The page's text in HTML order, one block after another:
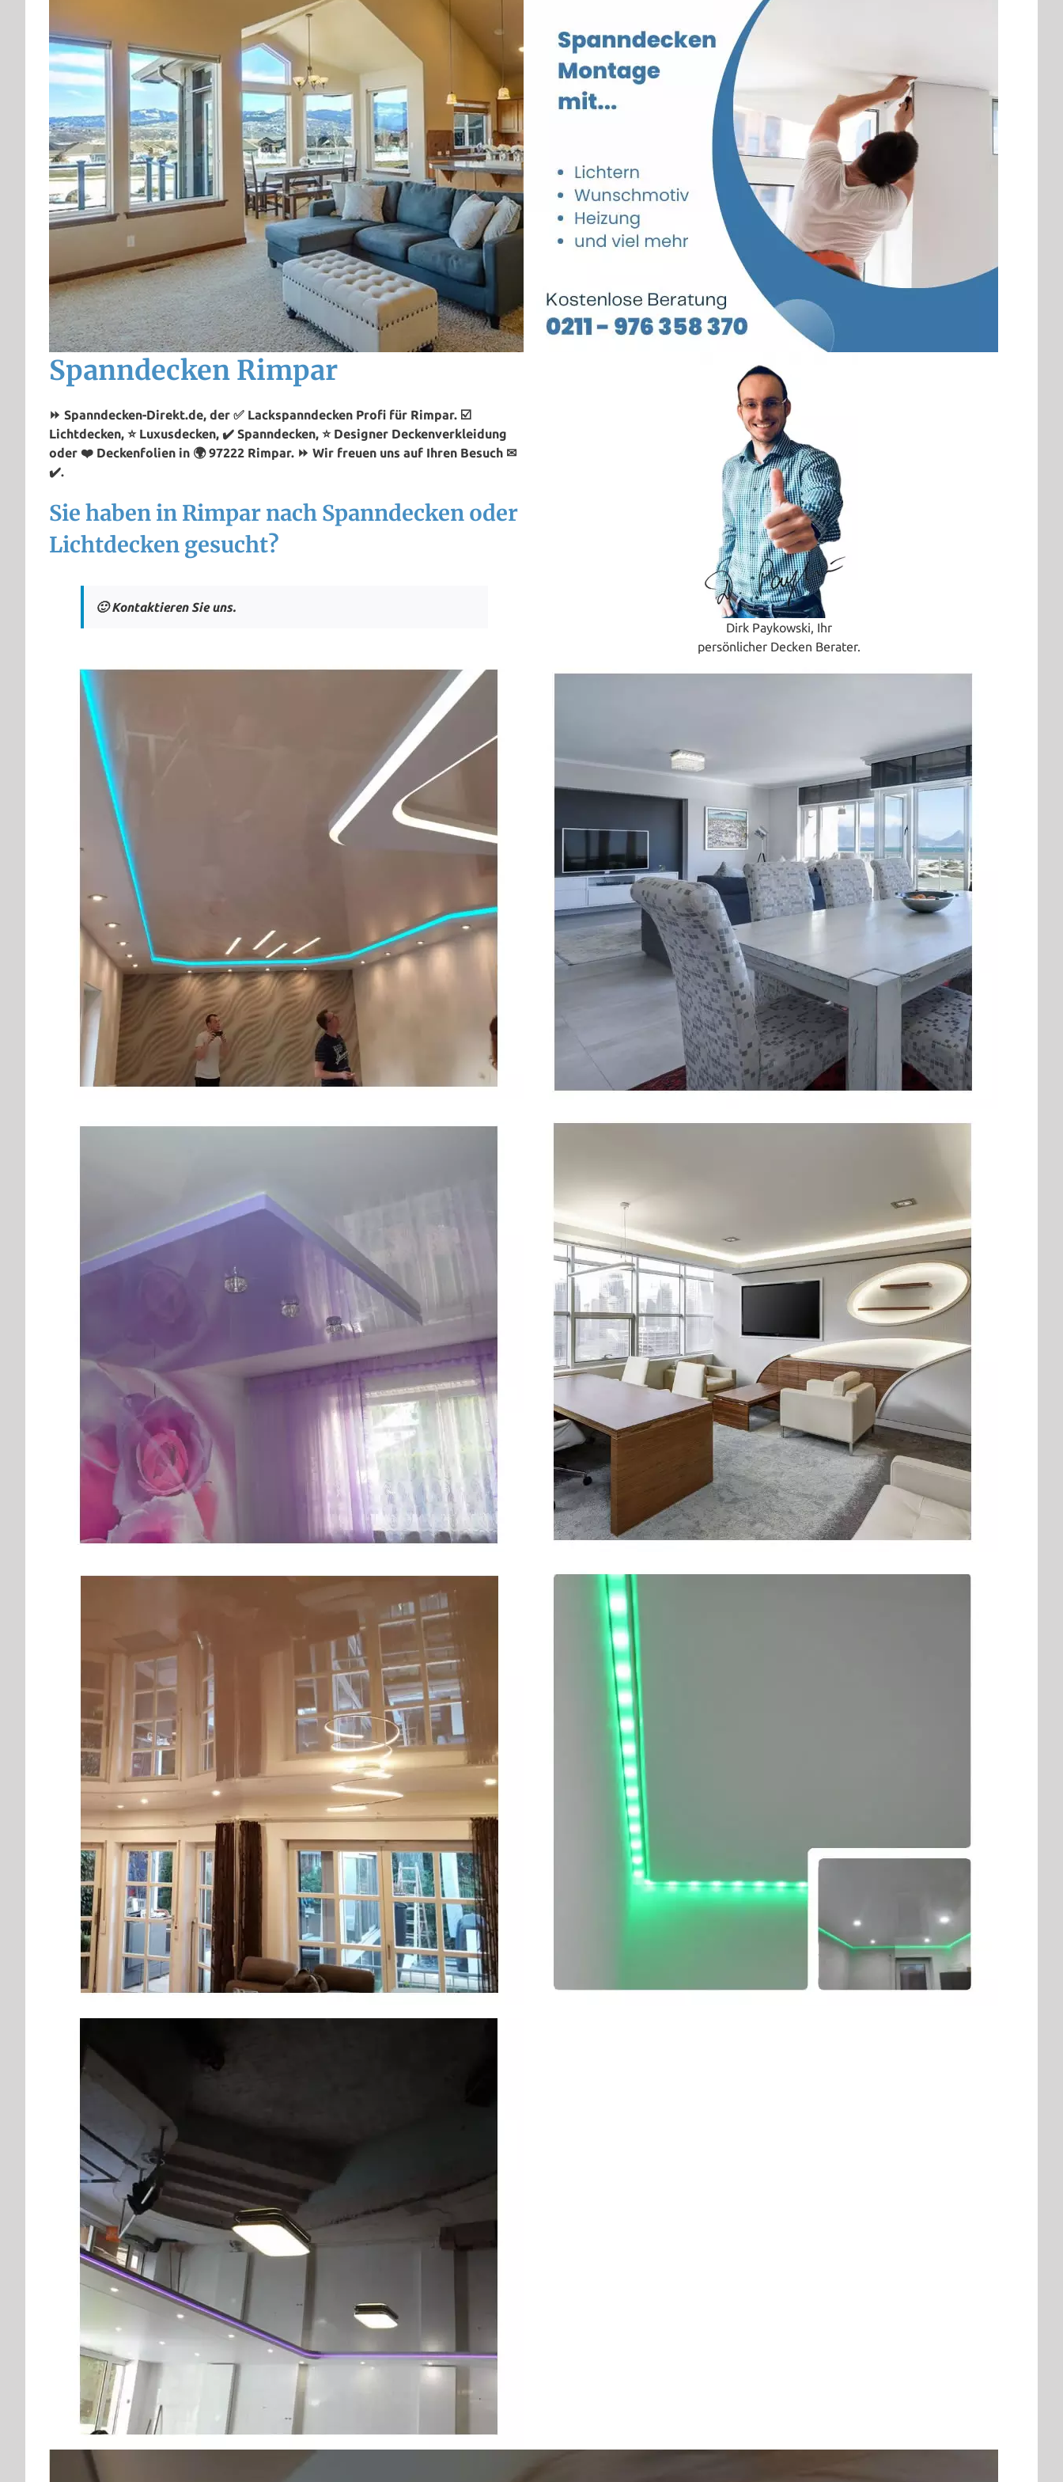
Spanndecken Rimpar
⏩ Spanndecken-Direkt.de, der ✅ Lackspanndecken Profi für Rimpar. ☑️
Lichtdecken, ⭐ Luxusdecken, ✔️ Spanndecken, ⭐ Designer Deckenverkleidung
oder ❤️ Deckenfolien in 🌍 97222 Rimpar. ⏩ Wir freuen uns auf Ihren Besuch ✉
✔️.
Sie haben in Rimpar nach Spanndecken oder
Lichtdecken gesucht?
🙂 Kontaktieren Sie uns.
Dirk Paykowski, Ihr
persönlicher Decken Berater.